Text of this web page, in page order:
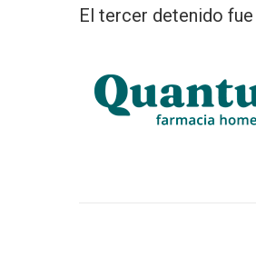
El tercer detenido